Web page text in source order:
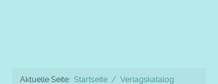
Aktuelle Seite: Startseite
Verlagskatalog